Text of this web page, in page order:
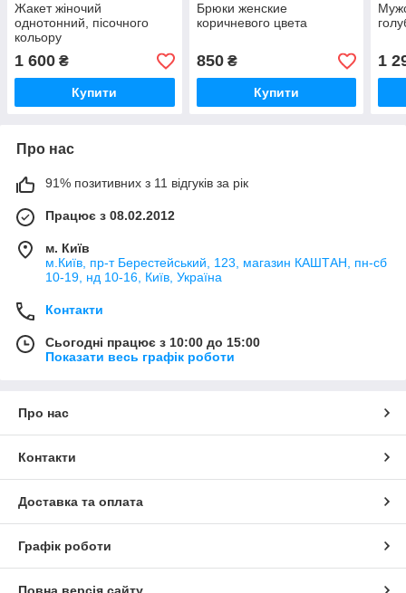
Жакет жіночий
однотонний, пісочного
кольору
1 600 ₴
Купити
Брюки женские
коричневого цвета
850₴
Купити
1
Про нас
91% позитивних з 11 відгуків за рік
Працює з 08.02.2012
м. Київ
м.Київ, пр-т Берестейський, 123, магазин КАШТАН, пн-сб
10-19, нд 10-16, Київ, Україна
Контакти
Сьогодні працює з 10:00 до 15:00
Показати весь графік роботи
Про нас
Контакти
Доставка та оплата
Графік роботи